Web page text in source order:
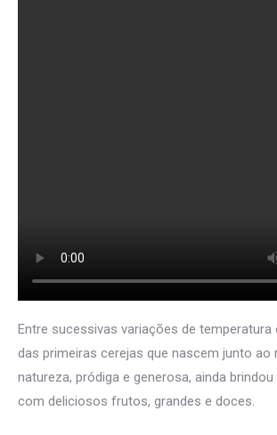
Entre sucessivas variações de temperatura
das primeiras cerejas que nascem junto ao
natureza, pródiga e generosa, ainda
com deliciosos frutos, grandes e doces.